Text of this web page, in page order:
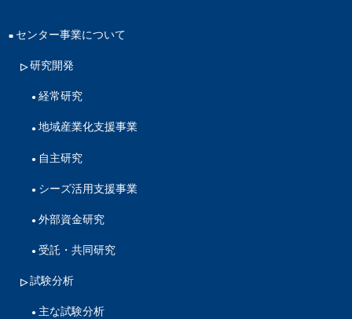
センター事業について
研究開発
経常研究
地域産業化支援事業
自主研究
シーズ活用支援事業
外部資金研究
受託・共同研究
試験分析
主な試験分析